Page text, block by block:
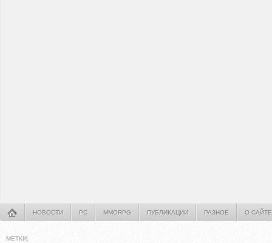
НОВОСТИ PC MMORPG ПУБЛИКАЦИИ РАЗНОЕ О САЙТЕ
МЕТКИ: